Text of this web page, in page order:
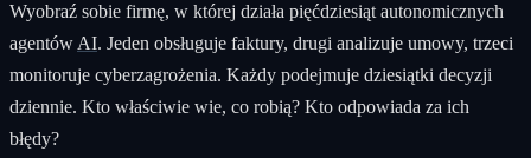
Wyobraź sobie firmę, w której działa pięćdziesiąt autonomicznych
agentów AI. Jeden obsługuje faktury, drugi analizuje umowy, trzeci
monitoruje cyberzagrożenia. Każdy podejmuje dziesiątki decyzji
dziennie. Kto właściwie wie, co robią? Kto odpowiada za ich
błędy?